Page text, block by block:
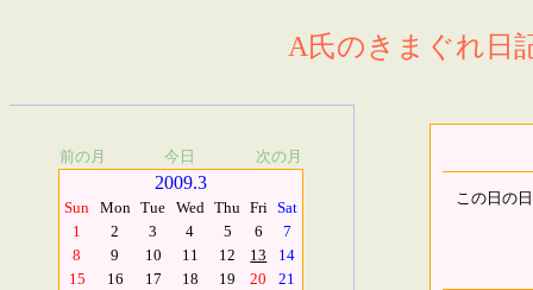
A氏のきまぐれ日
前の月 今日 次の月
2009.3
Sun Mon Tue Wed Thu Fri Sat
1
2 3 4 5 6
7
8
9 10 11 12 13
14
15
16 17 18 19 20
21
この日の